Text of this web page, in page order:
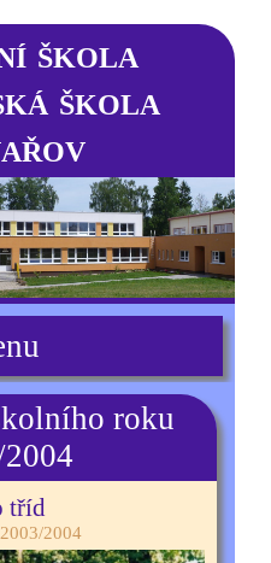
škola
škola
roku
tříd
2004